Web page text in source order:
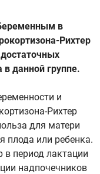
в
Рихтер
в данной группе.
и
Рихтер
для матери
плода или ребенка.
в период лактации
надпочечников